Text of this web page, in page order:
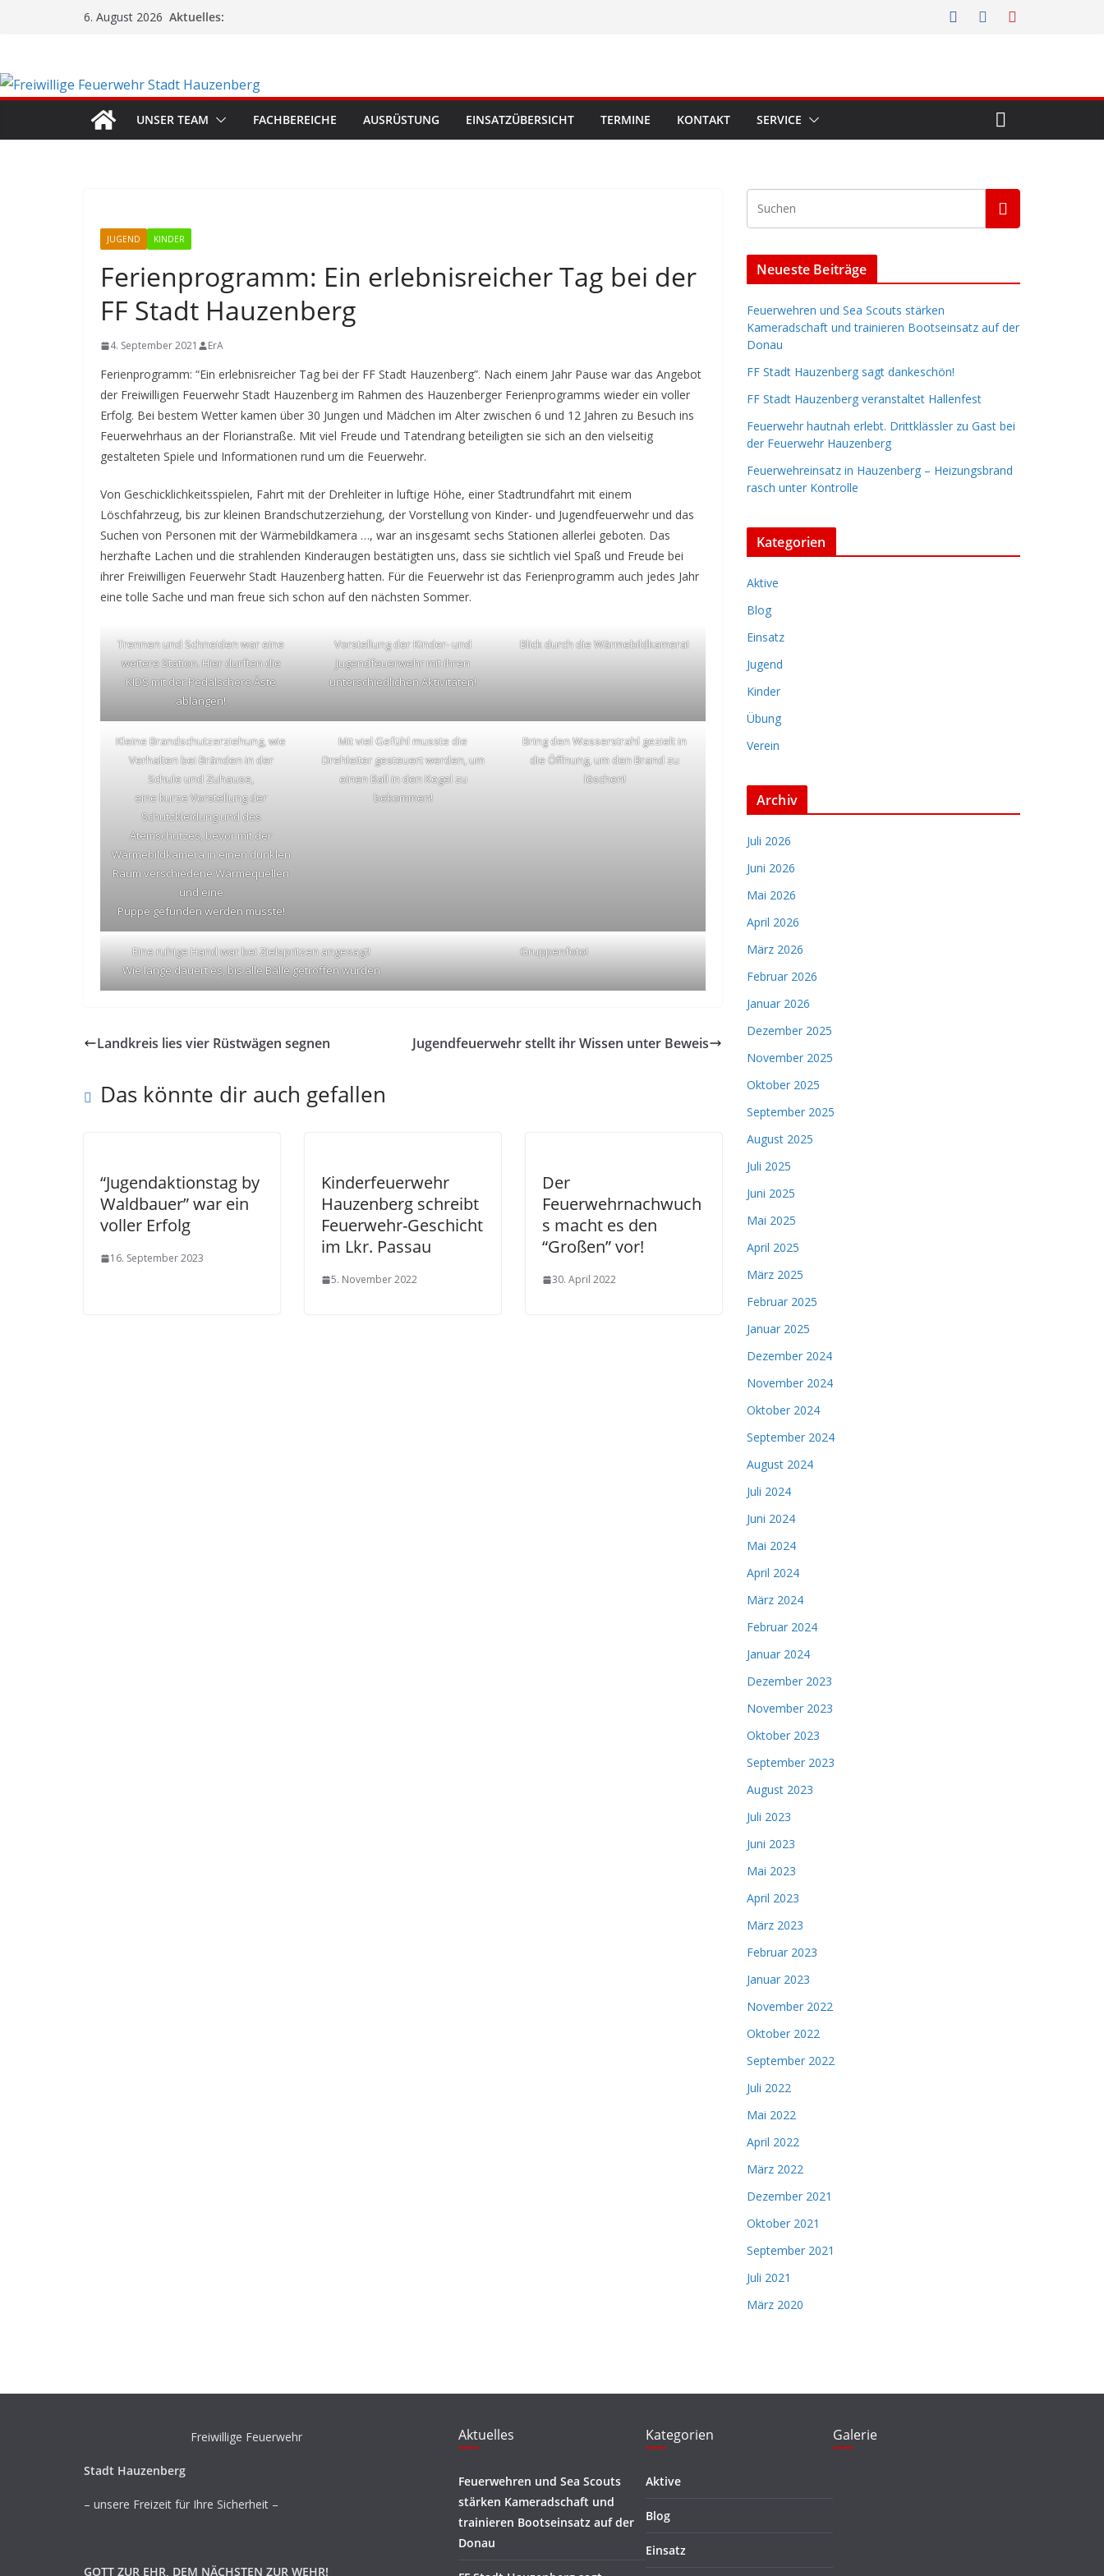
6. August 2026 Aktuelles:
UNSER TEAM FACHBEREICHE AUSRÜSTUNG EINSATZÜBERSICHT TERMINE KONTAKT SERVICE
JUGEND KINDER
Ferienprogramm: Ein erlebnisreicher Tag bei der
FF Stadt Hauzenberg
4. September 2021 ErA
Ferienprogramm: “Ein erlebnisreicher Tag bei der FF Stadt Hauzenberg”. Nach einem Jahr Pause war das Angebot
der Freiwilligen Feuerwehr Stadt Hauzenberg im Rahmen des Hauzenberger Ferienprogramms wieder ein voller
Erfolg. Bei bestem Wetter kamen über 30 Jungen und Mädchen im Alter zwischen 6 und 12 Jahren zu Besuch ins
Feuerwehrhaus an der Florianstraße. Mit viel Freude und Tatendrang beteiligten sie sich an den vielseitig
gestalteten Spiele und Informationen rund um die Feuerwehr.
Von Geschicklichkeitsspielen, Fahrt mit der Drehleiter in luftige Höhe, einer Stadtrundfahrt mit einem
Löschfahrzeug, bis zur kleinen Brandschutzerziehung, der Vorstellung von Kinder- und Jugendfeuerwehr und das
Suchen von Personen mit der Wärmebildkamera …, war an insgesamt sechs Stationen allerlei geboten. Das
herzhafte Lachen und die strahlenden Kinderaugen bestätigten uns, dass sie sichtlich viel Spaß und Freude bei
ihrer Freiwilligen Feuerwehr Stadt Hauzenberg hatten. Für die Feuerwehr ist das Ferienprogramm auch jedes Jahr
eine tolle Sache und man freue sich schon auf den nächsten Sommer.
Trennen und Schneiden war eine
weitere Station. Hier durften die
KIDS mit der Pedalschere Äste
ablängen!
Vorstellung der Kinder- und
Jugendfeuerwehr mit ihren
unterschiedlichen Aktivitäten!
Blick durch die Wärmebildkamera!
Kleine Brandschutzerziehung, wie
Verhalten bei Bränden in der
Schule und Zuhause,
eine kurze Vorstellung der
Schutzkleidung und des
Atemschutzes, bevor mit der
Wärmebildkamera in einen dunklen
Raum verschiedene Wärmequellen
und eine
Puppe gefunden werden musste!
Mit viel Gefühl musste die
Drehleiter gesteuert werden, um
einen Ball in den Kegel zu
bekommen!
Bring den Wasserstrahl gezielt in
die Öffnung, um den Brand zu
löschen!
Eine ruhige Hand war bei Zielspritzen angesagt!
Wie lange dauert es, bis alle Bälle getroffen wurden
Gruppenfoto!
Landkreis lies vier Rüstwägen segnen Jugendfeuerwehr stellt ihr Wissen unter Beweis
Das könnte dir auch gefallen
“Jugendaktionstag by
Waldbauer” war ein
voller Erfolg
16. September 2023
Kinderfeuerwehr
Hauzenberg schreibt
Feuerwehr-Geschicht
im Lkr. Passau
5. November 2022
Der
Feuerwehrnachwuch
s macht es den
“Großen” vor!
30. April 2022
Neueste Beiträge
Feuerwehren und Sea Scouts stärken
Kameradschaft und trainieren Bootseinsatz auf der
Donau
FF Stadt Hauzenberg sagt dankeschön!
FF Stadt Hauzenberg veranstaltet Hallenfest
Feuerwehr hautnah erlebt. Drittklässler zu Gast bei
der Feuerwehr Hauzenberg
Feuerwehreinsatz in Hauzenberg – Heizungsbrand
rasch unter Kontrolle
Kategorien
Aktive
Blog
Einsatz
Jugend
Kinder
Übung
Verein
Archiv
Juli 2026
Juni 2026
Mai 2026
April 2026
März 2026
Februar 2026
Januar 2026
Dezember 2025
November 2025
Oktober 2025
September 2025
August 2025
Juli 2025
Juni 2025
Mai 2025
April 2025
März 2025
Februar 2025
Januar 2025
Dezember 2024
November 2024
Oktober 2024
September 2024
August 2024
Juli 2024
Juni 2024
Mai 2024
April 2024
März 2024
Februar 2024
Januar 2024
Dezember 2023
November 2023
Oktober 2023
September 2023
August 2023
Juli 2023
Juni 2023
Mai 2023
April 2023
März 2023
Februar 2023
Januar 2023
November 2022
Oktober 2022
September 2022
Juli 2022
Mai 2022
April 2022
März 2022
Dezember 2021
Oktober 2021
September 2021
Juli 2021
März 2020
Freiwillige Feuerwehr
Stadt Hauzenberg
– unsere Freizeit für Ihre Sicherheit –
GOTT ZUR EHR, DEM NÄCHSTEN ZUR WEHR!
Aktuelles
Feuerwehren und Sea Scouts
stärken Kameradschaft und
trainieren Bootseinsatz auf der
Donau
Kategorien
Aktive
Blog
Einsatz
Galerie